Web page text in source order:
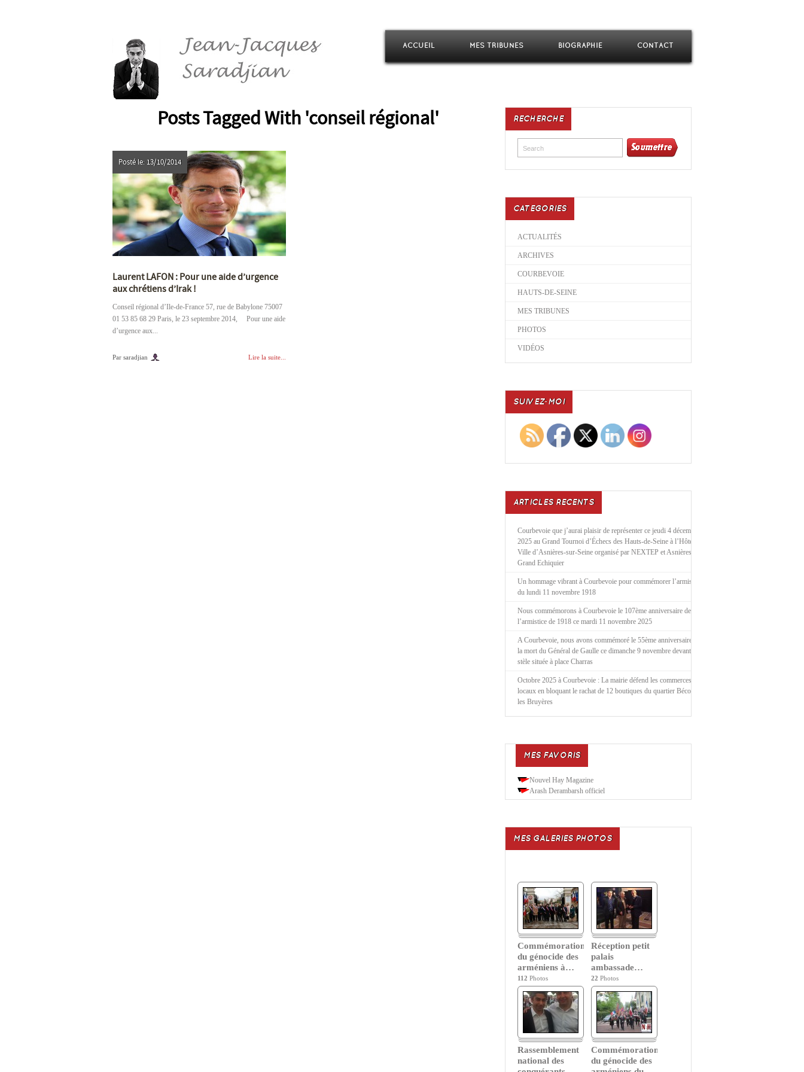
ACCUEIL MES TRIBUNES BIOGRAPHIE CONTACT
Posts Tagged With 'conseil régional'
Posté le: 13/10/2014
Laurent LAFON : Pour une aide d’urgence
aux chrétiens d’Irak !
Conseil régional d’Ile-de-France 57, rue de Babylone 75007
01 53 85 68 29 Paris, le 23 septembre 2014, Pour une aide
d’urgence aux...
Par saradjian Lire la suite...
RECHERCHE
CATEGORIES
ACTUALITÉS
ARCHIVES
COURBEVOIE
HAUTS-DE-SEINE
MES TRIBUNES
PHOTOS
VIDÉOS
SUIVEZ-MOI
ARTICLES RECENTS
Courbevoie que j’aurai plaisir de représenter ce jeudi 4 décembre
2025 au Grand Tournoi d’Échecs des Hauts-de-Seine à l’Hôtel de
Ville d’Asnières-sur-Seine organisé par NEXTEP et Asnières le
Grand Echiquier
Un hommage vibrant à Courbevoie pour commémorer l’armistice
du lundi 11 novembre 1918
Nous commémorons à Courbevoie le 107ème anniversaire de
l’armistice de 1918 ce mardi 11 novembre 2025
A Courbevoie, nous avons commémoré le 55ème anniversaire de
la mort du Général de Gaulle ce dimanche 9 novembre devant la
stèle située à place Charras
Octobre 2025 à Courbevoie : La mairie défend les commerces
locaux en bloquant le rachat de 12 boutiques du quartier Bécon
les Bruyères
MES FAVORIS
Nouvel Hay Magazine
Arash Derambarsh officiel
MES GALERIES PHOTOS
Commémoration
du génocide des
arméniens à…
112 Photos
Réception petit
palais
ambassade…
22 Photos
Rassemblement
national des
Commémoration
du génocide des